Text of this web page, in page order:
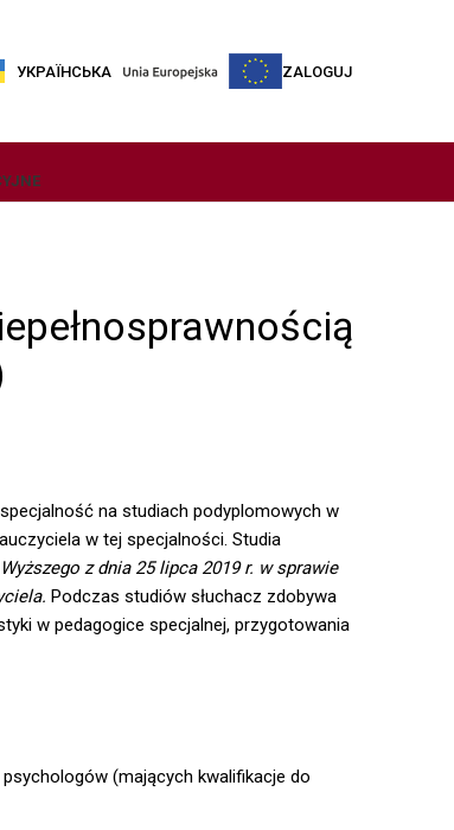
УКРАЇНСЬКА ZALOGUJ
na studiach podyplomowych w
w tej specjalności. Studia
z dnia 25 lipca 2019 r. w sprawie
Podczas studiów słuchacz zdobywa
w pedagogice specjalnej, przygotowania
(mających kwalifikacje do